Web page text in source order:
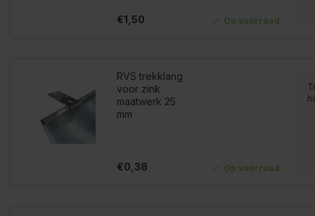
€1,50 Op voorraad
RVS trekklang
voor zink
maatwerk 25
mm
€0,38 Op voorraad